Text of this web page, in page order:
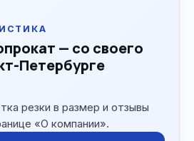
— со своего
Петербурге
резки в размер и отзывы
«О компании».